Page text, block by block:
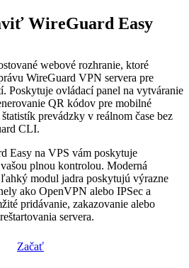
WireGuard Easy
webové rozhranie, ktoré
WireGuard VPN servera pre
Poskytuje ovládací panel na vytváranie
QR kódov pre mobilné
prevádzky v reálnom čase bez
CLI.
Easy na VPS vám poskytuje
plnou kontrolou. Moderná
modul jadra poskytujú výrazne
ako OpenVPN alebo IPSec a
pridávanie, zakazovanie alebo
servera.
Začať